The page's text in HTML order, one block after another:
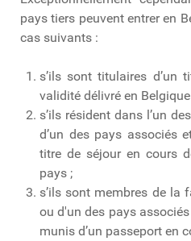
pays tiers peuvent entrer en
cas suivants :
s’ils sont titulaires d’un
validité délivré en
s’ils résident dans l’un
d’un des pays associés
titre de séjour en cours
pays ;
s’ils sont membres de la
ou d'un des pays
munis d’un passeport en